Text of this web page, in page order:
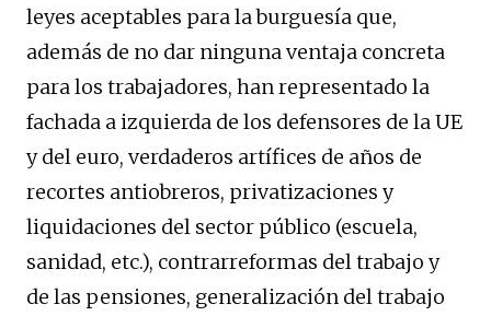
leyes aceptables para la burguesía que,
además de no dar ninguna ventaja concreta
para los trabajadores, han representado la
fachada a izquierda de los defensores de la UE
y del euro, verdaderos artífices de años de
recortes antiobreros, privatizaciones y
liquidaciones del sector público (escuela,
sanidad, etc.), contrarreformas del trabajo y
de las pensiones, generalización del trabajo